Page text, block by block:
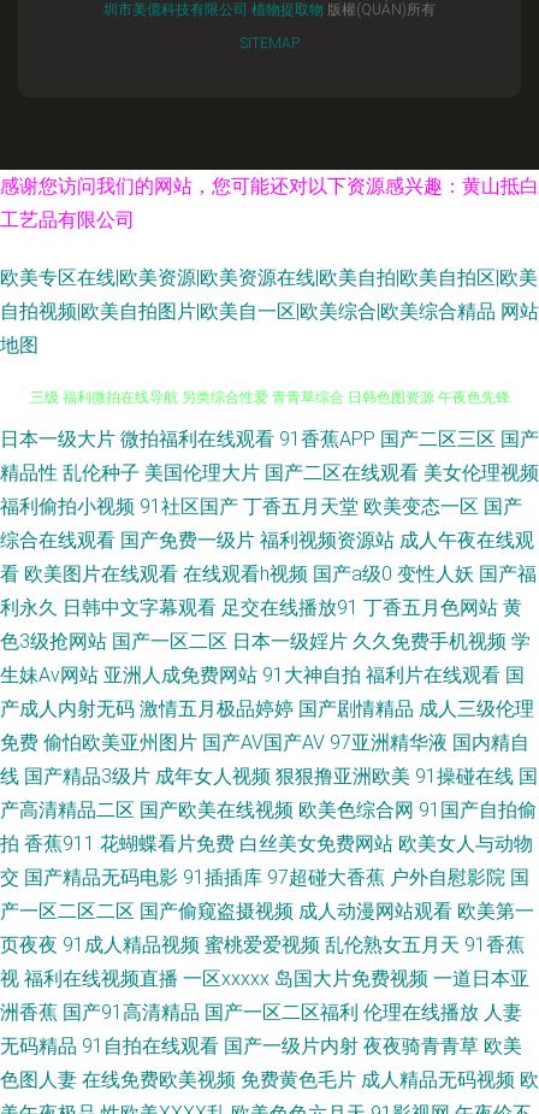
圳市美億科技有限公司 植物提取物 版權(QUÁN)所有
SITEMAP
感谢您访问我们的网站，您可能还对以下资源感兴趣：黄山抵白
工艺品有限公司
欧美专区在线|欧美资源|欧美资源在线|欧美自拍|欧美自拍区|欧美
自拍视频|欧美自拍图片|欧美自一区|欧美综合|欧美综合精品 网站
地图
日本欧美另类 成人欧美 无码人妻熟妇av 在线观看a网站 99摸99操 成人黄色
三级 福利微拍在线导航 另类综合性爱 青青草综合 日韩色图资源 午夜色先锋
人网 亚洲欧洲成人另类 av福利网址 国内成人在线AⅤ 久草香蕉y 美女搞黄免
费91 人人澡精品 亚洲另类激动视频 91伊人资源站 成人免费 国产精品色哟哟
久久狼友社 欧美另类人与兽 深夜福利网站 午夜神马福利51 自慰aaa 91在线
精品视频 福利微拍在线导航 黄色ws视频 美女91小网站 日韩αV 亚洲第一红
杏视频 3级片另类 AⅤ网站 国产福利导航在线 海角社区91精品 伊人成人电影
91色女啪啪 97人人操超碰 超碰51 东京热男人天堂 韩国av高清无码 九一蜜
桃视频 欧美性福利一区 日韩无码网址 午夜激情社区 在线视频视频一区 91蜜
臀中文字幕 俺去也激情四射 成人视屏在线 国产51精品 国产视频官网91 精品
日本一级大片 微拍福利在线观看 91香蕉APP 国产二区三区 国产
精品性 乱伦种子 美国伦理大片 国产二区在线观看 美女伦理视频
福利偷拍小视频 91社区国产 丁香五月天堂 欧美变态一区 国产
综合在线观看 国产免费一级片 福利视频资源站 成人午夜在线观
看 欧美图片在线观看 在线观看h视频 国产a级0 变性人妖 国产福
利永久 日韩中文字幕观看 足交在线播放91 丁香五月色网站 黄
色3级抢网站 国产一区二区 日本一级婬片 久久免费手机视频 学
生妹Av网站 亚洲人成免费网站 91大神自拍 福利片在线观看 国
产成人内射无码 激情五月极品婷婷 国产剧情精品 成人三级伦理
免费 偷怕欧美亚州图片 国产AV国产AV 97亚洲精华液 国内精自
线 国产精品3级片 成年女人视频 狠狠撸亚洲欧美 91操碰在线 国
产高清精品二区 国产欧美在线视频 欧美色综合网 91国产自拍偷
拍 香蕉911 花蝴蝶看片免费 白丝美女免费网站 欧美女人与动物
交 国产精品无码电影 91插插库 97超碰大香蕉 户外自慰影院 国
产一区二区二区 国产偷窥盗摄视频 成人动漫网站观看 欧美第一
页夜夜 91成人精品视频 蜜桃爱爱视频 乱伦熟女五月天 91香蕉
视 福利在线视频直播 一区xxxxx 岛国大片免费视频 一道日本亚
洲香蕉 国产91高清精品 国产一区二区福利 伦理在线播放 人妻
无码精品 91自拍在线观看 国产一级片内射 夜夜骑青青草 欧美
色图人妻 在线免费欧美视频 免费黄色毛片 成人精品无码视频 欧